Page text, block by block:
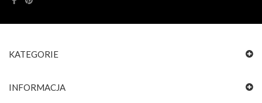
KATEGORIE
INFORMACJA